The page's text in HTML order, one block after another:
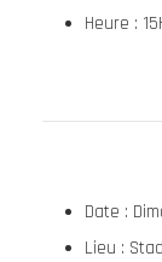
Heure :
Date :
Lieu :